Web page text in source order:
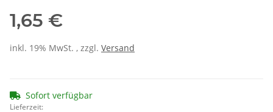
1,65 €
inkl. 19% MwSt. , zzgl. Versand
Sofort verfügbar
Lieferzeit: